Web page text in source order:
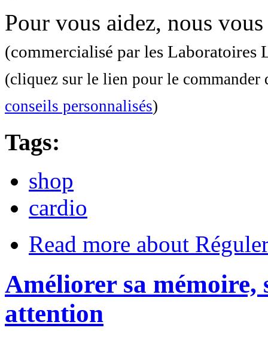
Pour vous aidez, nous
(commercialisé par les Laboratoires
(cliquez sur le lien pour le commander
conseils personnalisés)
Tags:
shop
cardio
Read more about
Améliorer sa mémoire,
attention